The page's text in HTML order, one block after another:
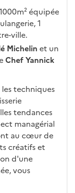
a
z
o
n
e
é
r
o
u
l
a
n
t
équipée
1
ville.
Michelin et un
Chef Yannick
techniques
tendances
managérial
au cœur de
créatifs et
d'une
vous